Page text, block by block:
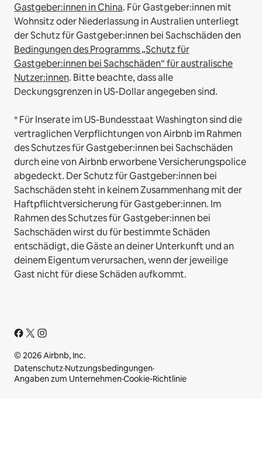
Gastgeber:innen in China. Für Gastgeber:innen mit
Wohnsitz oder Niederlassung in Australien unterliegt
der Schutz für Gastgeber:innen bei Sachschäden den
Bedingungen des Programms „Schutz für
Gastgeber:innen bei Sachschäden“ für australische
Nutzer:innen. Bitte beachte, dass alle
Deckungsgrenzen in US-Dollar angegeben sind.
* Für Inserate im US-Bundesstaat Washington sind die
vertraglichen Verpflichtungen von Airbnb im Rahmen
des Schutzes für Gastgeber:innen bei Sachschäden
durch eine von Airbnb erworbene Versicherungspolice
abgedeckt. Der Schutz für Gastgeber:innen bei
Sachschäden steht in keinem Zusammenhang mit der
Haftpflichtversicherung für Gastgeber:innen. Im
Rahmen des Schutzes für Gastgeber:innen bei
Sachschäden wirst du für bestimmte Schäden
entschädigt, die Gäste an deiner Unterkunft und an
deinem Eigentum verursachen, wenn der jeweilige
Gast nicht für diese Schäden aufkommt.
© 2026 Airbnb, Inc.
Datenschutz·Nutzungsbedingungen·
Angaben zum Unternehmen·Cookie-Richtlinie